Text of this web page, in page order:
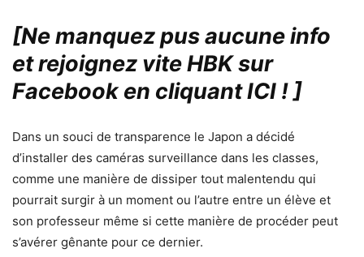
[Ne manquez pus aucune info
et rejoignez vite HBK sur
Facebook en cliquant ICI !]
Dans un souci de transparence le Japon a décidé
d’installer des caméras surveillance dans les classes,
comme une manière de dissiper tout malentendu qui
pourrait surgir à un moment ou l’autre entre un élève et
son professeur même si cette manière de procéder peut
s’avérer gênante pour ce dernier.